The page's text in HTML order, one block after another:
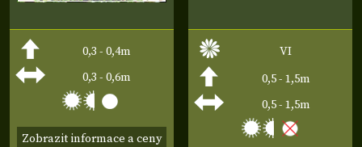
0,3 - 0,4m
0,3 - 0,6m
Zobrazit informace a ceny
VI
0,5 - 1,5m
0,5 - 1,5m